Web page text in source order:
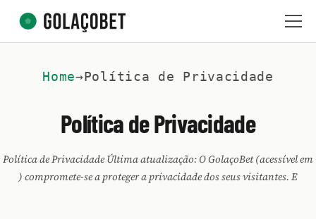
Home→Política de Privacidade
Política de Privacidade
Política de Privacidade Última atualização: O GolaçoBet (acessível em
) compromete-se a proteger a privacidade dos seus visitantes. E